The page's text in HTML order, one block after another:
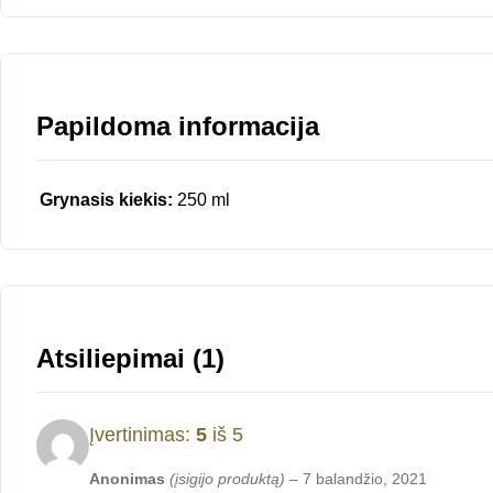
Papildoma informacija
Grynasis kiekis: 250 ml
Atsiliepimai (1)
Įvertinimas: 5 iš 5
Anonimas (įsigijo produktą) – 7 balandžio, 2021